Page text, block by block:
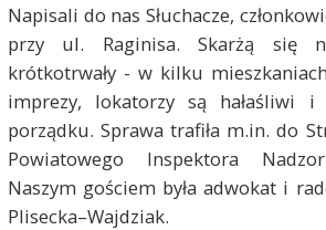
Napisali do nas Słuchacze,
przy ul. Raginisa. Skarżą się
krótkotrwały - w kilku
imprezy, lokatorzy są hałaśliwi i
porządku. Sprawa trafiła m.in. do
Powiatowego Inspektora
Naszym gościem byłaadwokat i
Plisecka–Wajdziak.